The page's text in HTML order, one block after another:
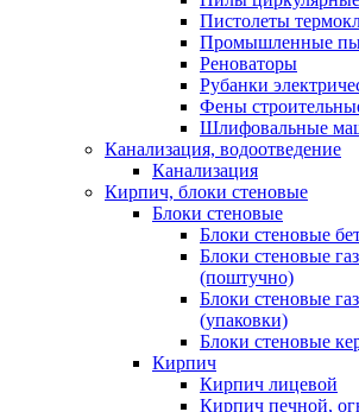
Пистолеты
Промышленные
Реноваторы
Рубанки
Фены
Шлифовальные
Канализация, водоотведение
Канализация
Кирпич, блоки стеновые
Блоки стеновые
Блоки стеновые
Блоки стеновые
(поштучно)
Блоки стеновые
(упаковки)
Блоки стеновые
Кирпич
Кирпич лицевой
Кирпич печной,